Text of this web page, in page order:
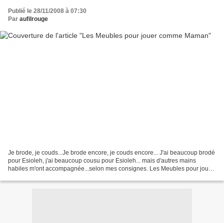
Publié le 28/11/2008 à 07:30
Par aufilrouge
Je brode, je couds...Je brode encore, je couds encore... J'ai beaucoup brodé
pour Esioleh, j'ai beaucoup cousu pour Esioleh... mais d'autres mains
habiles m'ont accompagnée...selon mes consignes. Les Meubles pour jouer